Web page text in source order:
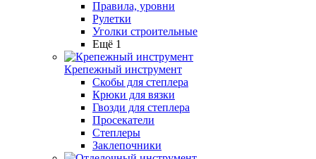
Правила, уровни
Рулетки
Уголки строительные
Ещё 1
Крепежный инструмент
Скобы для степлера
Крюки для вязки
Гвозди для степлера
Просекатели
Степлеры
Заклепочники